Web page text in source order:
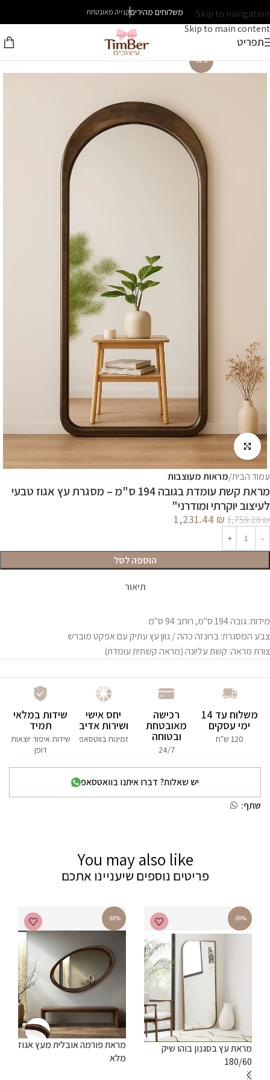
Skip to navigation
Skip to main content
משלוחים מהיריםקנייה מאובטחת
תפריט
עמוד הבית מראות מעוצבות
מראת קשת עומדת בגובה 194 ס"מ – מסגרת עץ אגוז טבעי
לעיצוב יוקרתי ומודרני"
1,759.20₪
1,231.44 ₪
הוספה לסל
תיאור
מידות: גובה 194 ס"מ, רוחב 94 ס"מ
צבע המסגרת: ברונזה כהה / גוון עץ עתיק עם אפקט מוברש
צורת מראה: קשת עליונה (מראה קשתית עומדת)
-30%
לחץ להגדלה
משלוח עד 14
ימי עסקים
120 ש"ח
רכישה
מאובטחת
ובטוחה
24/7
יחס אישי
ושירות אדיב
זמינות בווטסאפ
שידות במלאי
תמיד
שידות איפור יוצאות
דופן
יש שאלות? דברו איתנו בוואטסאפ
שתף:
You may also like
פריטים נוספים שיעניינו אתכם
-30%
מראת עץ בסגנון בוהו שיק
180/60
-30%
מראת פורמה אובלית מעץ אגוז
מלא